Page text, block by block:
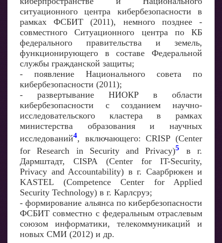
ситуационного центра кибербезопасности в
рамках ФСБИТ (2011), немного позднее -
совместного Ситуационного центра по КБ
федерального правительства и земель,
функционирующего в составе Федеральной
службы гражданской защиты;
- появление Национального совета по
кибербезопасности (2011);
- развертывание НИОКР в области
кибербезопасности с созданием научно-
исследовательского кластера в рамках
министерства образования и научных
исследований4, включающего: CRISP (Center
for Research in Security and Privacy)5
в г.
Дармштадт, CISPA (Center for IT-Security,
Privacy and Accountability) в г. Саарбрюкен и
KASTEL (Competence Center for Applied
Security Technology) в г. Карлсруэ;
- формирование альянса по кибербезопасности
ФСБИТ совместно с федеральным отраслевым
союзом информатики, телекоммуникаций и
новых СМИ (2012) и др.